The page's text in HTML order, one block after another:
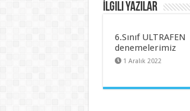
İlgili Yazılar
6.Sınıf ULTRAFEN
denemelerimiz
1 Aralık 2022